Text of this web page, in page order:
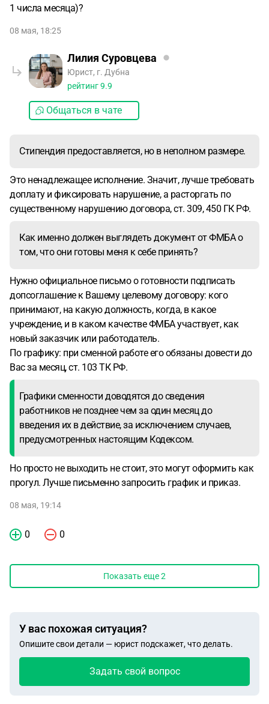
1 числа месяца)?
08 мая, 18:25
Лилия Суровцева
Юрист, г. Дубна
рейтинг9.9
Общаться в чате
Стипендия предоставляется, но в неполном размере.
Это ненадлежащее исполнение. Значит, лучше требовать
доплату и фиксировать нарушение, а расторгать по
существенному нарушению договора, ст. 309, 450 ГК РФ.
Как именно должен выглядеть документ от ФМБА о
том, что они готовы меня к себе принять?
Нужно официальное письмо о готовности подписать
допсоглашение к Вашему целевому договору: кого
принимают, на какую должность, когда, в какое
учреждение, и в каком качестве ФМБА участвует, как
новый заказчик или работодатель.
По графику: при сменной работе его обязаны довести до
Вас за месяц, ст. 103 ТК РФ.
Графики сменности доводятся до сведения
работников не позднее чем за один месяц до
введения их в действие, за исключением случаев,
предусмотренных настоящим Кодексом.
Но просто не выходить не стоит, это могут оформить как
прогул. Лучше письменно запросить график и приказ.
08 мая, 19:14
0 0
Показать еще2
У вас похожая ситуация?
Опишите свои детали — юрист подскажет, что делать.
Задать свой вопрос